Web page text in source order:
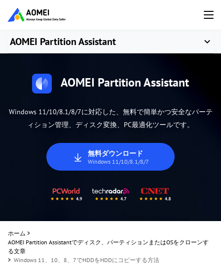
AOMEI Partition Assistant
AOMEI Partition Assistant
Windows 11/10/8.1/8/7に対応した、無料で簡単かつ安全なパーテ
ィション管理、ディスク変換、PC最適化ツールです。
無料ダウンロード
Windows 11/10/8.1/8/7
ホーム >
AOMEI Partition Assistantでディスク、パーティションまたはOSをクローンす
る文章
> Windows 11、10、8、7でHDDをHDDにコピーする方法